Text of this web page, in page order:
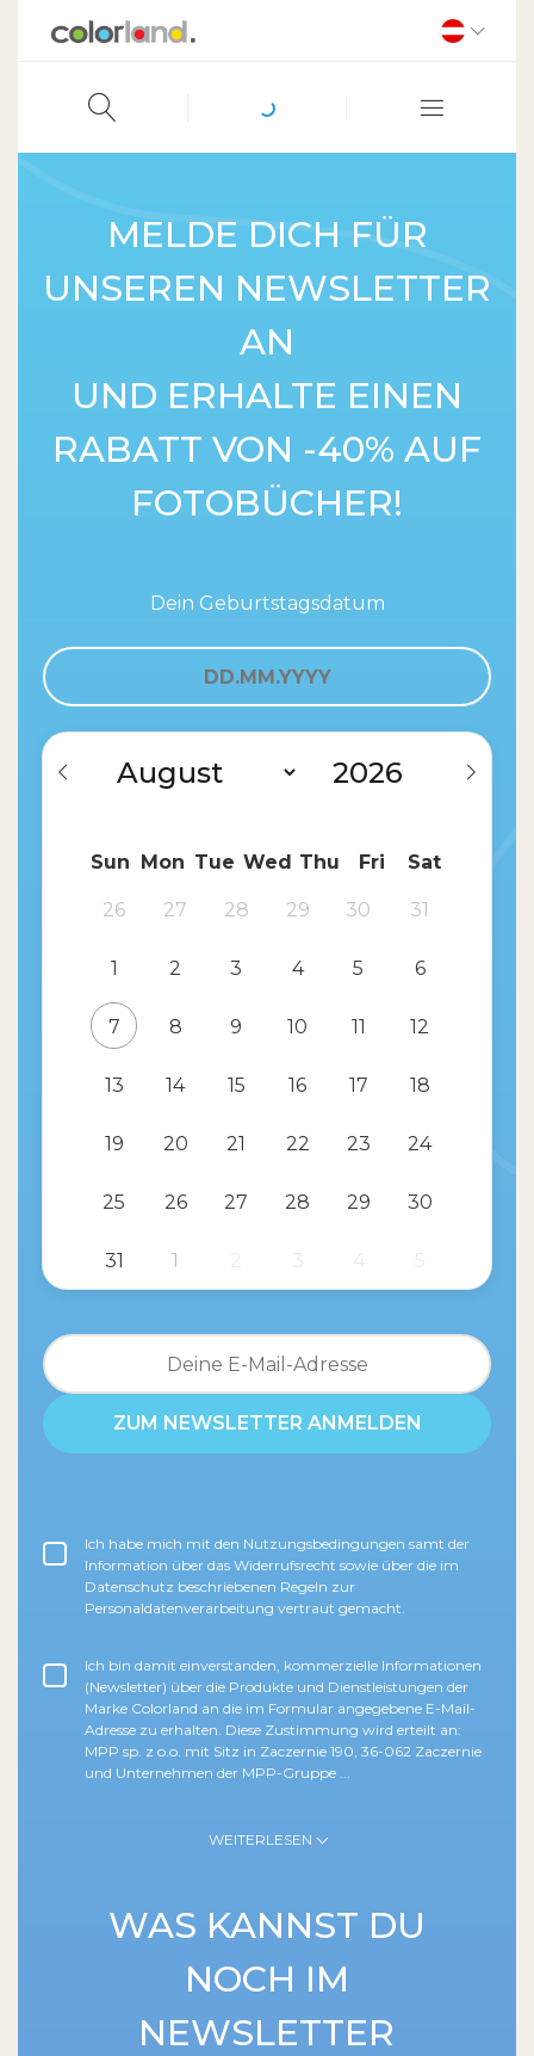
MELDE DICH FÜR
UNSEREN NEWSLETTER
AN
UND ERHALTE EINEN
RABATT VON -40% AUF
FOTOBÜCHER!
Dein Geburtstagsdatum
Sun Mon Tue Wed Thu Fri Sat
26 27 28 29 30 31
1 2 3 4 5 6
7 8 9 10 11 12
13 14 15 16 17 18
19 20 21 22 23 24
25 26 27 28 29 30
31 1
Ich habe mich mit den Nutzungsbedingungen samt der
Information über das Widerrufsrecht sowie über die im
Datenschutz beschriebenen Regeln zur
Personaldatenverarbeitung vertraut gemacht.
Ich bin damit einverstanden, kommerzielle Informationen
(Newsletter) über die Produkte und Dienstleistungen der
Marke Colorland an die im Formular angegebene E-Mail-
Adresse zu erhalten. Diese Zustimmung wird erteilt an:
MPP sp. z o.o. mit Sitz in Zaczernie 190, 36-062 Zaczernie
und Unternehmen der MPP-Gruppe
WEITERLESEN
WAS KANNST DU
NOCH IM
NEWSLETTER